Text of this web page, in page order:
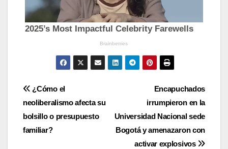
Navegación
de
entradas
Encapuchados
irrumpieron en la
Universidad Nacional sede
Bogotá y amenazaron con
activar explosivos
¿Cómo el
neoliberalismo afecta su
bolsillo o presupuesto
familiar?